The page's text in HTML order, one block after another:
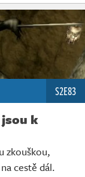
S2E83
k
zkouškou,
cestě dál.